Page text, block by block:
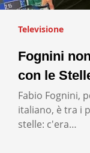
Televisione
Fognini
con le
Fabio Fognini,
italiano, è tra i
stelle: c'era…